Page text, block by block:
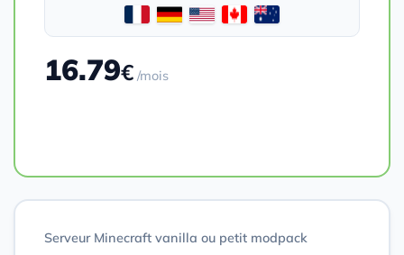
Serveur Minecraft vanilla ou petit modpack
16.79€ /mois